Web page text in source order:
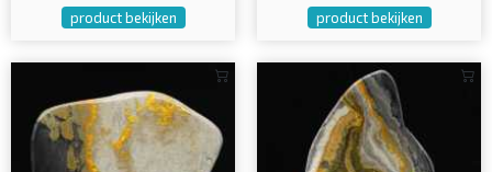
product bekijken product bekijken